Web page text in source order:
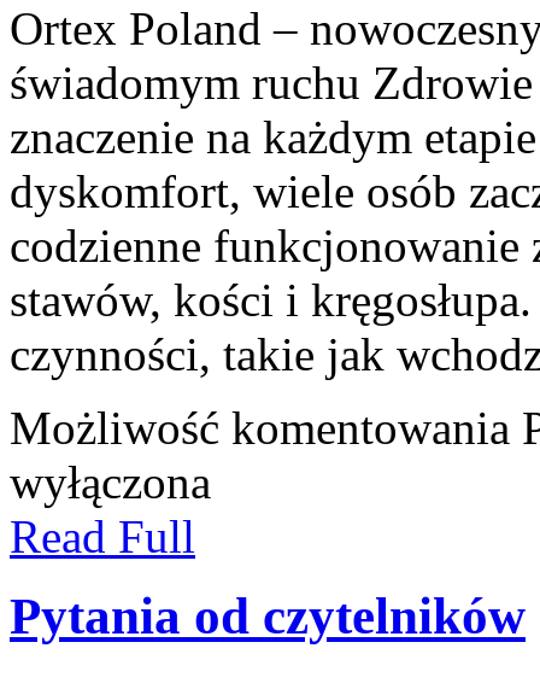
Ortex Poland –
świadomym ruchu
znaczenie na każdym
dyskomfort, wiele osób
codzienne funkcjonowanie
stawów, kości i
czynności, takie jak
Możliwość komentowania
wyłączona
Read Full
Pytania od czytelników